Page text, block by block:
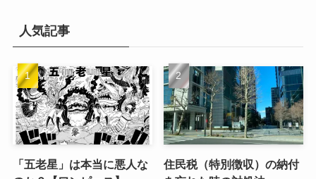
人気記事
「五老星」は本当に悪人な
住民税（特別徴収）の納付